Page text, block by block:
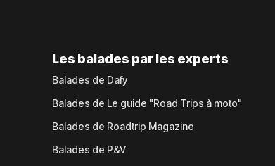
Les balades par les experts
Balades de Dafy
Balades de Le guide "Road Trips à moto"
Balades de Roadtrip Magazine
Balades de P&V